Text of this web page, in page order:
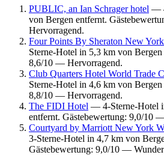
PUBLIC, an Ian Schrager hotel —
von Bergen entfernt.
Hervorragend.
Four Points By Sheraton New
Sterne-Hotel in 5,3 km von
8,6/10 — Hervorragend.
Club Quarters Hotel World Trade
Sterne-Hotel in 4,6 km von
8,8/10 — Hervorragend.
The FIDI Hotel — 4-Sterne-Hotel
entfernt. Gästebewertung: 9,0/10
Courtyard by Marriott New York
3-Sterne-Hotel in 4,7 km von
Gästebewertung: 9,0/10 —